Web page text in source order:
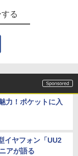
る
力！ポケットに入
イヤフォン「UU2
アが語る